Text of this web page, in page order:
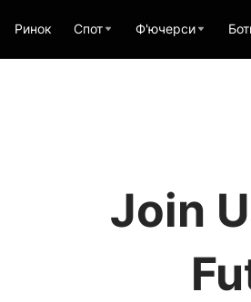
Ринок Спот Ф'ючерси
Join